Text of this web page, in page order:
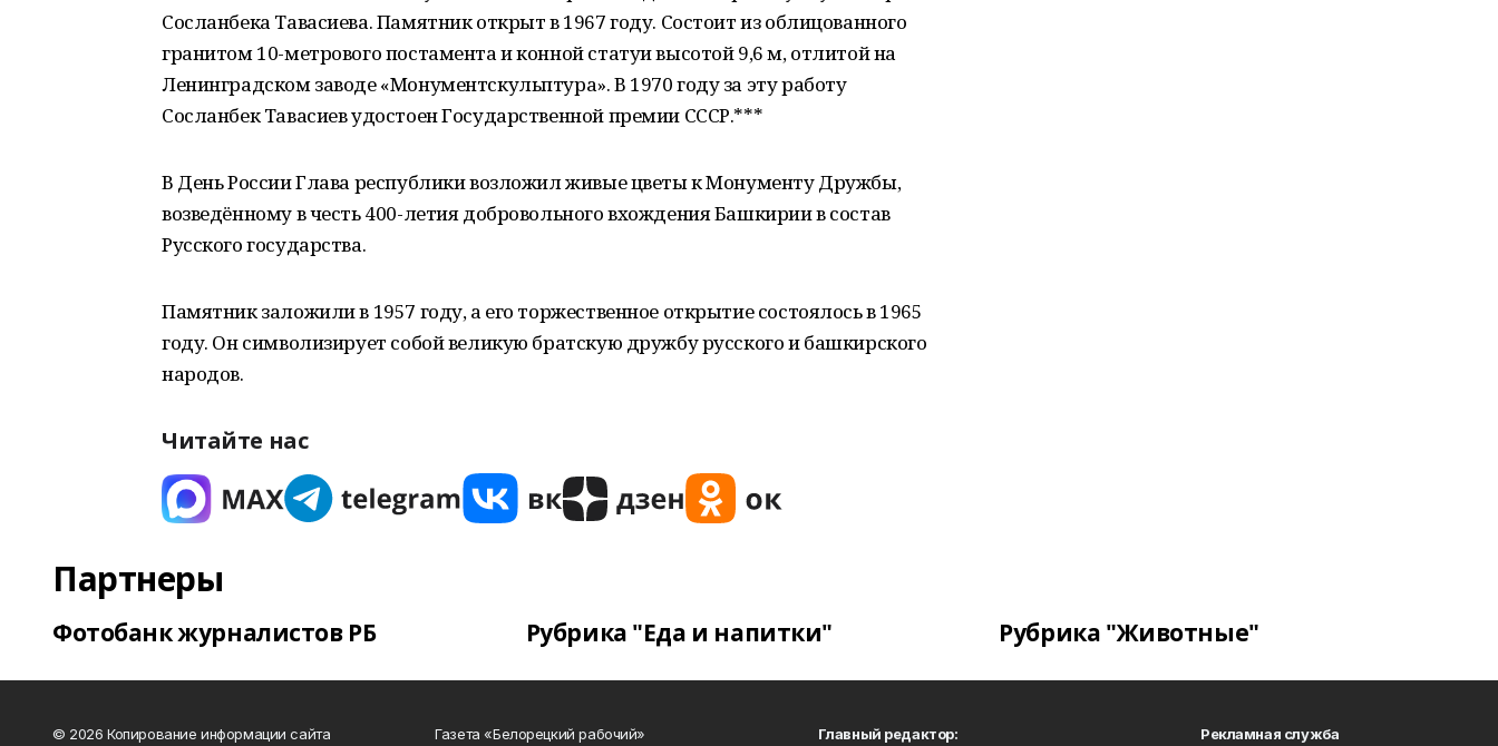
Сосланбека Тавасиева. Памятник открыт в 1967 году. Состоит из облицованного
гранитом 10-метрового постамента и конной статуи высотой 9,6 м, отлитой на
Ленинградском заводе «Монументскульптура». В 1970 году за эту работу
Сосланбек Тавасиев удостоен Государственной премии СССР.***
В День России Глава республики возложил живые цветы к Монументу Дружбы,
возведённому в честь 400-летия добровольного вхождения Башкирии в состав
Русского государства.
Памятник заложили в 1957 году, а его торжественное открытие состоялось в 1965
году. Он символизирует собой великую братскую дружбу русского и башкирского
народов.
Читайте нас
Партнеры
Фотобанк журналистов РБ Рубрика "Еда и напитки" Рубрика "Животные"
© 2026 Копирование информации сайта
Газета «Белорецкий рабочий»
Главный редактор:
Рекламная служба